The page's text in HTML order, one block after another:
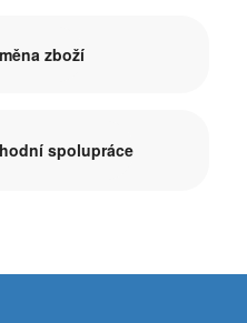
zboží
spolupráce